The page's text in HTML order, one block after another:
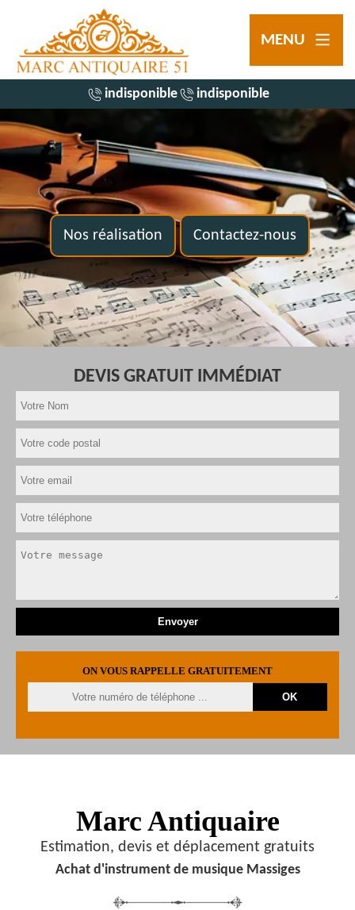
MENU
indisponible indisponible
Nos réalisation Contactez-nous
DEVIS GRATUIT IMMÉDIAT
ON VOUS RAPPELLE GRATUITEMENT
Marc Antiquaire
Estimation, devis et déplacement gratuits
Achat d'instrument de musique Massiges